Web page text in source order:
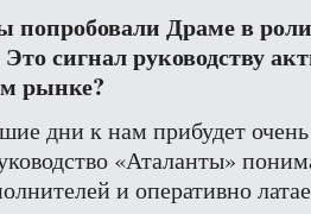
попробовали Драме в
сигнал руководству
рынке?
дни к нам прибудет
«Аталанты»
и оперативно